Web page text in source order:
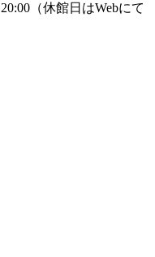
（休館日はWebにて